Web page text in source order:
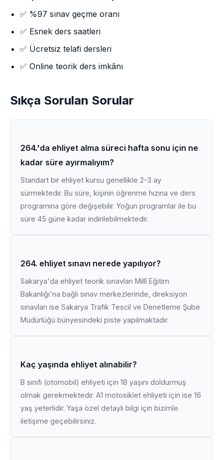
✅ %97 sınav geçme oranı
✅ Esnek ders saatleri
✅ Ücretsiz telafi dersleri
✅ Online teorik ders imkânı
Sıkça Sorulan Sorular
264.'da ehliyet alma süreci hafta sonu için ne
kadar süre ayırmalıyım?
Standart bir ehliyet kursu genellikle 2-3 ay
sürmektedir. Bu süre, kişinin öğrenme hızına ve ders
programına göre değişebilir. Yoğun programlar ile bu
süre 45 güne kadar indirilebilmektedir.
264. ehliyet sınavı nerede yapılıyor?
Sakarya'da ehliyet teorik sınavları Millî Eğitim
Bakanlığı'na bağlı sınav merkezlerinde, direksiyon
sınavları ise Sakarya Trafik Tescil ve Denetleme Şube
Müdürlüğü bünyesindeki piste yapılmaktadır.
Kaç yaşında ehliyet alınabilir?
B sınıfı (otomobil) ehliyeti için 18 yaşını doldurmuş
olmak gerekmektedir. A1 motosiklet ehliyeti için ise 16
yaş yeterlidir. Yaşa özel detaylı bilgi için bizimle
iletişime geçebilirsiniz.